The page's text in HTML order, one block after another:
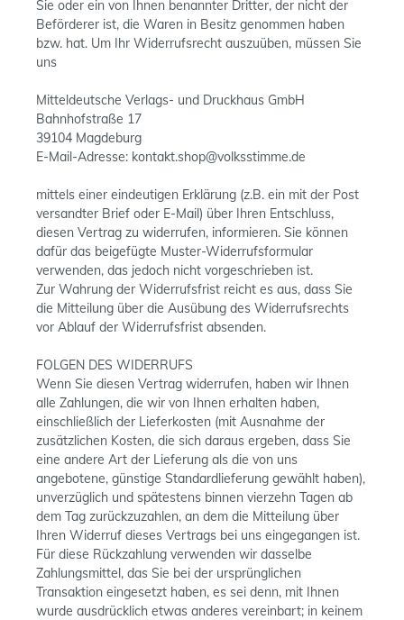
Sie oder ein von Ihnen benannter Dritter, der nicht der
Beförderer ist, die Waren in Besitz genommen haben
bzw. hat. Um Ihr Widerrufsrecht auszuüben, müssen Sie
uns
Mitteldeutsche Verlags- und Druckhaus GmbH
Bahnhofstraße 17
39104 Magdeburg
E-Mail-Adresse: kontakt.shop@volksstimme.de
mittels einer eindeutigen Erklärung (z.B. ein mit der Post
versandter Brief oder E-Mail) über Ihren Entschluss,
diesen Vertrag zu widerrufen, informieren. Sie können
dafür das beigefügte Muster-Widerrufsformular
verwenden, das jedoch nicht vorgeschrieben ist.
Zur Wahrung der Widerrufsfrist reicht es aus, dass Sie
die Mitteilung über die Ausübung des Widerrufsrechts
vor Ablauf der Widerrufsfrist absenden.
FOLGEN DES WIDERRUFS
Wenn Sie diesen Vertrag widerrufen, haben wir Ihnen
alle Zahlungen, die wir von Ihnen erhalten haben,
einschließlich der Lieferkosten (mit Ausnahme der
zusätzlichen Kosten, die sich daraus ergeben, dass Sie
eine andere Art der Lieferung als die von uns
angebotene, günstige Standardlieferung gewählt haben),
unverzüglich und spätestens binnen vierzehn Tagen ab
dem Tag zurückzuzahlen, an dem die Mitteilung über
Ihren Widerruf dieses Vertrags bei uns eingegangen ist.
Für diese Rückzahlung verwenden wir dasselbe
Zahlungsmittel, das Sie bei der ursprünglichen
Transaktion eingesetzt haben, es sei denn, mit Ihnen
wurde ausdrücklich etwas anderes vereinbart; in keinem